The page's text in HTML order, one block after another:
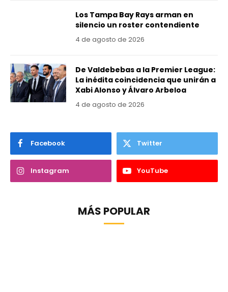
Los Tampa Bay Rays arman en
silencio un roster contendiente
4 de agosto de 2026
De Valdebebas a la Premier League:
La inédita coincidencia que unirán a
Xabi Alonso y Álvaro Arbeloa
4 de agosto de 2026
Facebook Twitter
Instagram YouTube
MÁS POPULAR